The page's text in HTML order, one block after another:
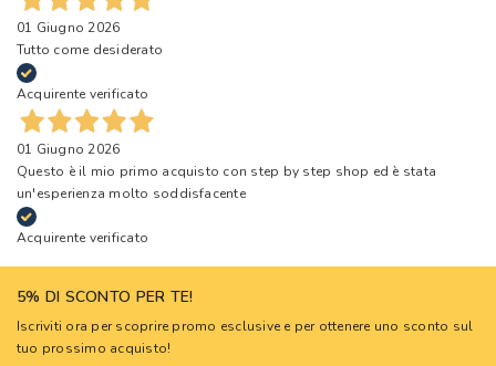
01 Giugno 2026
Tutto come desiderato
Acquirente verificato
01 Giugno 2026
Questo è il mio primo acquisto con step by step shop ed è stata
un'esperienza molto soddisfacente
Acquirente verificato
5% DI SCONTO PER TE!
Iscriviti ora per scoprire promo esclusive e per ottenere uno sconto sul
tuo prossimo acquisto!